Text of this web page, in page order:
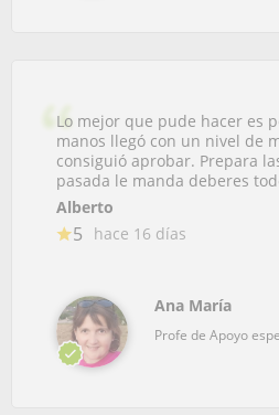
Lo mejor que pude hacer es
manos llegó con un nivel de
consiguió aprobar. Prepara
pasada le manda deberes
Alberto
5 hace 16 días
Ana María
Profe de Apoyo